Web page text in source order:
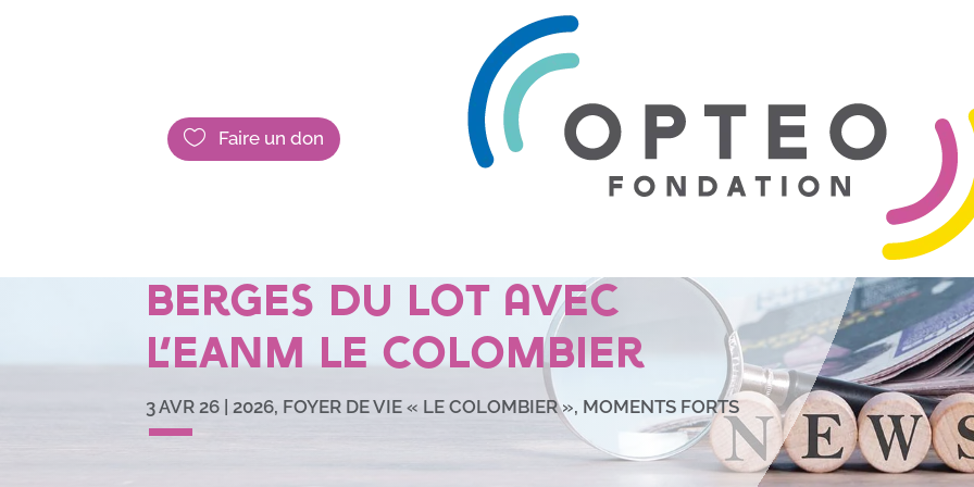
 Faire un don
berges du Lot avec
l’EANM le Colombier
3 AVR 26 |2026, FOYER DE VIE « LE COLOMBIER », MOMENTS FORTS